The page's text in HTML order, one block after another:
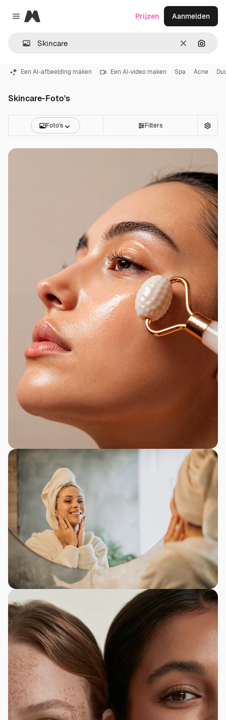
Close menu
Magnific
Wissen
Prijzen Aanmelden
Een AI-afbeelding maken Een AI-video maken Spa Acne
Skincare-Foto's
Foto's Filters